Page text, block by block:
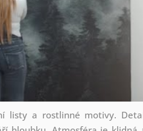
listy a rostlinné motivy.